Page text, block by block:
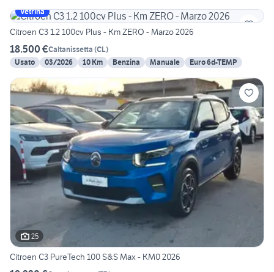
Vetrina
Citroen C3 1.2 100cv Plus - Km ZERO - Marzo 2026
18.500 €Caltanissetta (CL)
Usato
03/2026 10 Km Benzina Manuale Euro 6d-TEMP
25
Citroen C3 PureTech 100 S&S Max - KM0 2026